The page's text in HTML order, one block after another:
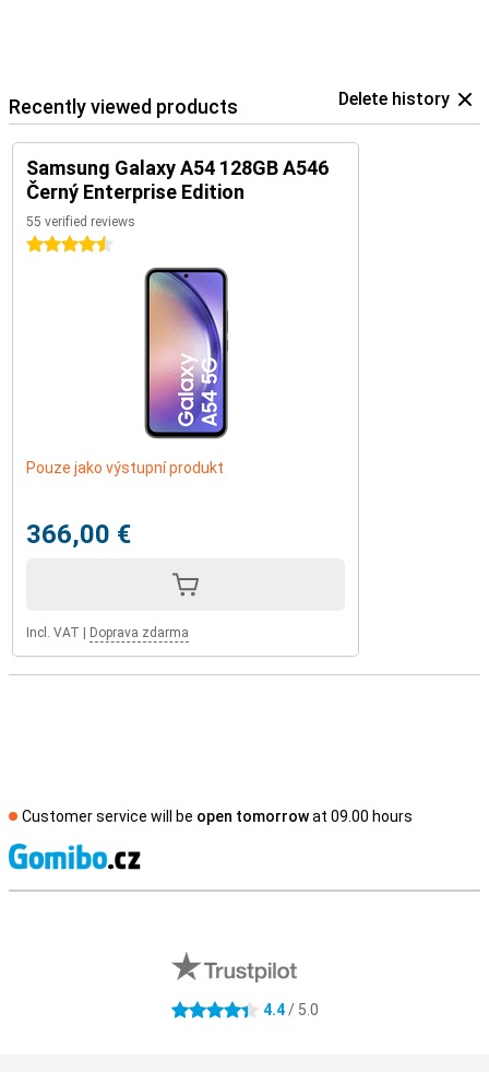
Recently viewed products Delete history
Samsung Galaxy A54 128GB A546
Černý Enterprise Edition
55 verified reviews
4.5 stars
Pouze jako výstupní produkt
366,00 €
Incl. VAT Doprava zdarma
Customer service will be open tomorrowat 09.00 hours
4.4 stars 4.4/ 5.0